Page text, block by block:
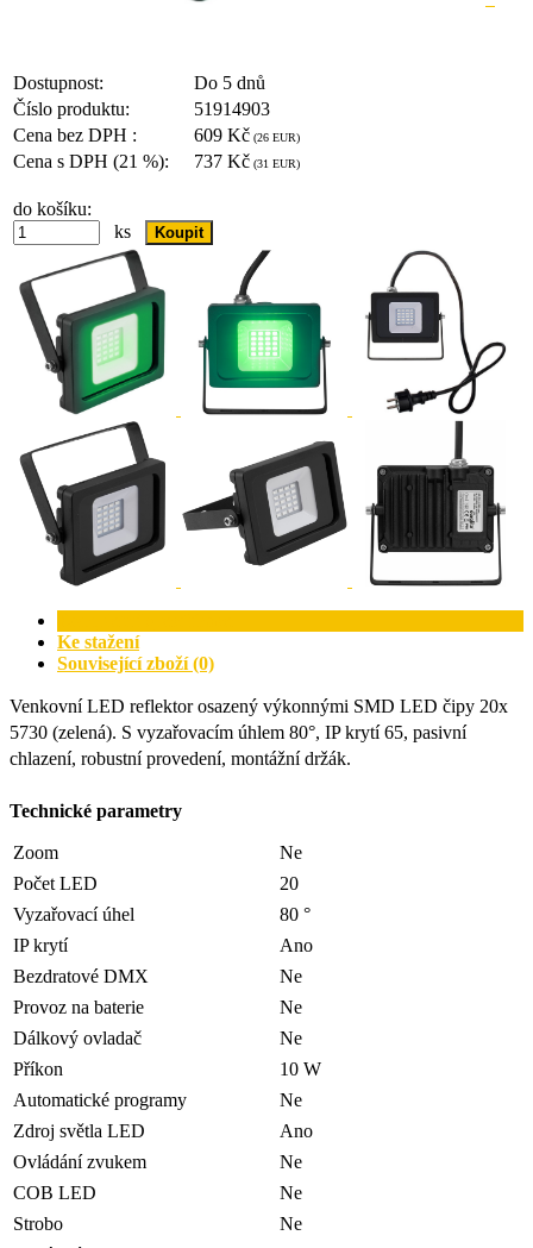
Dostupnost:
Do 5 dnů
Číslo produktu:
51914903
Cena bez DPH :
609 Kč (26 EUR)
Cena s DPH (21 %): 737 Kč (31 EUR)
do košíku:
ks
Ke stažení
Související zboží (0)
Venkovní LED reflektor osazený výkonnými SMD LED čipy 20x
5730 (zelená). S vyzařovacím úhlem 80°, IP krytí 65, pasivní
chlazení, robustní provedení, montážní držák.
Technické parametry
Zoom
Ne
Počet LED
20
Vyzařovací úhel
80 °
IP krytí
Ano
Bezdratové DMX
Ne
Provoz na baterie
Ne
Dálkový ovladač
Ne
Příkon
10 W
Automatické programy
Ne
Zdroj světla LED
Ano
Ovládání zvukem
Ne
COB LED
Ne
Strobo
Ne